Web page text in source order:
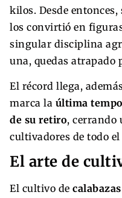
kilos. Desde
los convirtió en
singular disciplina
una, quedas atrapado
El récord llega,
marca la última
de su retiro, cerrando
cultivadores de todo
El arte de
El cultivo de